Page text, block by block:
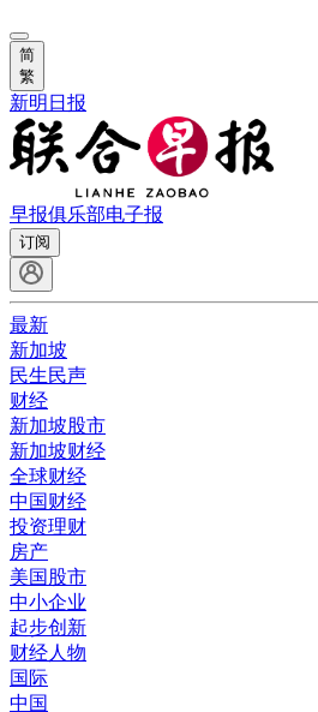
简
繁
新明日报
早报俱乐部电子报
订阅
最新
新加坡
民生民声
财经
新加坡股市
新加坡财经
全球财经
中国财经
投资理财
房产
美国股市
中小企业
起步创新
财经人物
国际
中国